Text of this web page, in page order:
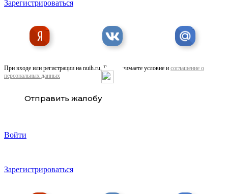
Продаю 1-комнатная квартиру, 41 кв м
Зарегистрироваться
При входе или регистрации на nuih.ru, Вы принимаете условие и соглашение о
персональных данных
Отправить жалобу
Войти
Зарегистрироваться